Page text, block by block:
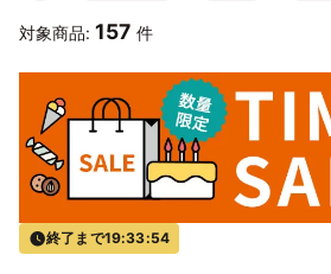
対象商品: 157 件
終了まで19:33:53